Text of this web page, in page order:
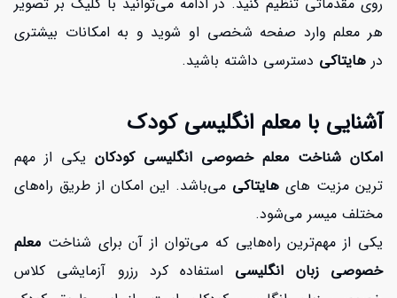
هر معلم وارد صفحه شخصی او شوید و به امکانات بیشتری
در هایتاکی دسترسی داشته باشید.
آشنایی با معلم انگلیسی کودک
امکان شناخت معلم خصوصی انگلیسی کودکان یکی از مهم
ترین مزیت های هایتاکی می‌باشد. این امکان از طریق راه‌های
مختلف میسر می‌شود.
یکی از مهم‌ترین راه‌هایی که می‌توان از آن برای شناخت معلم
خصوصی زبان انگلیسی استفاده کرد رزرو آزمایشی کلاس